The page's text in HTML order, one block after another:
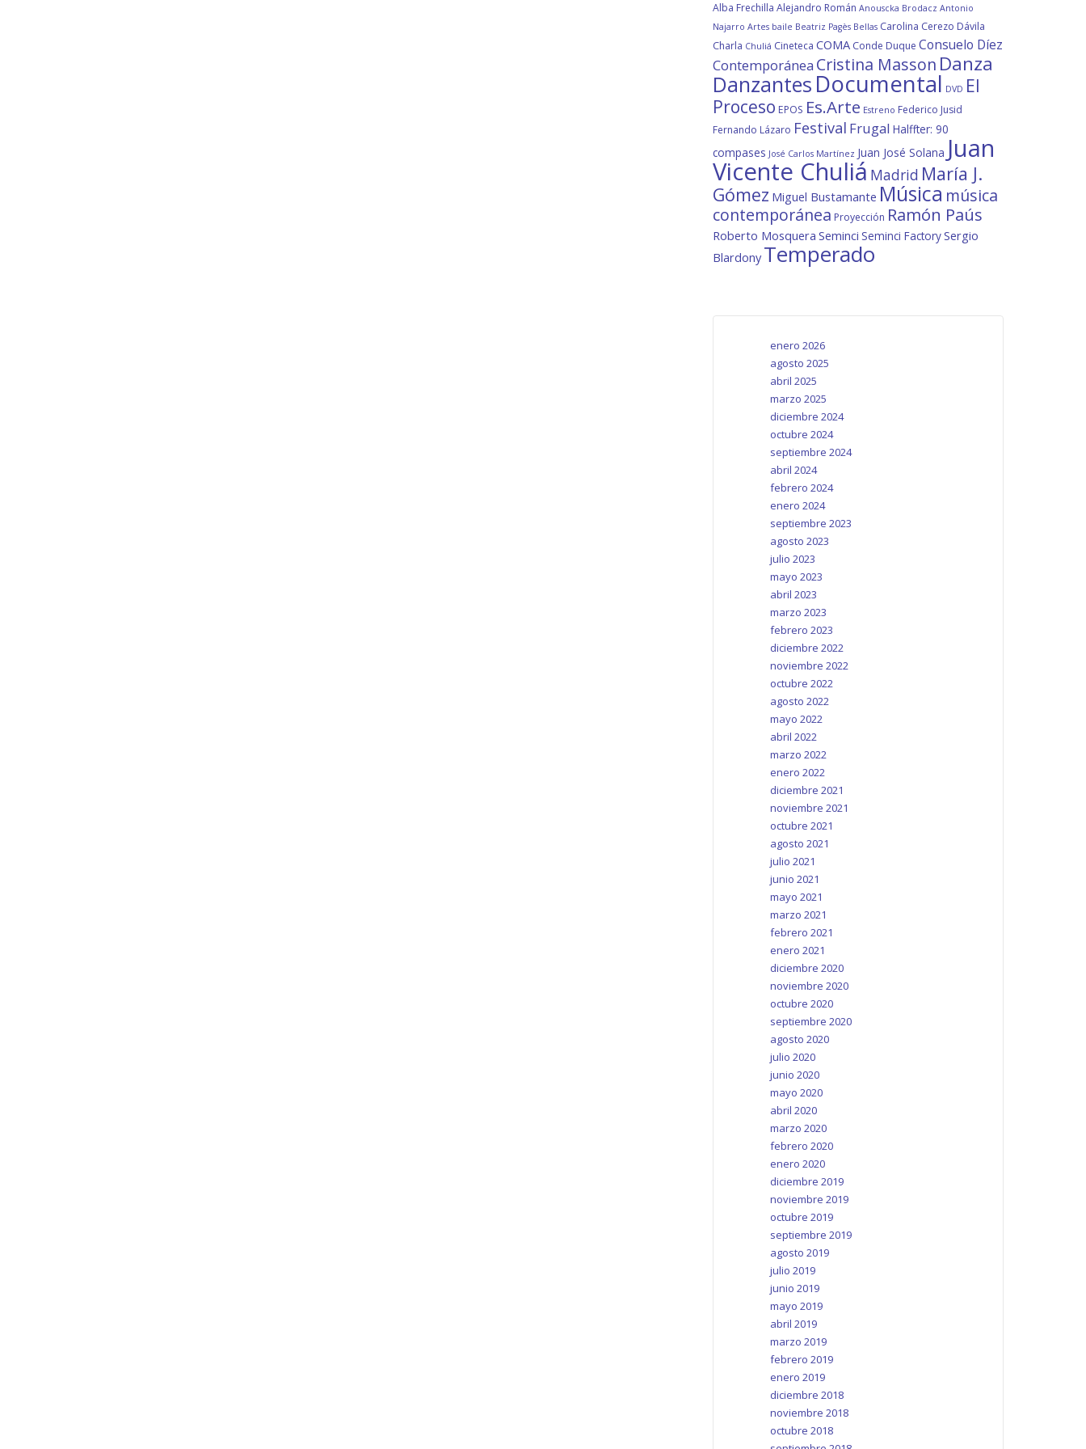
Alba Frechilla Alejandro Román Anouscka Brodacz Antonio
Najarro Artes baile Beatriz Pagès Bellas Carolina Cerezo Dávila
Charla Chuliá Cineteca COMA Conde Duque Consuelo Díez
Contemporánea Cristina Masson Danza
Danzantes Documental DVD El
Proceso EPOS Es.Arte Estreno Federico Jusid
Fernando Lázaro Festival Frugal Halffter: 90
compases José Carlos Martínez Juan José Solana Juan
Vicente Chuliá Madrid María J.
Gómez Miguel Bustamante Música música
contemporánea Proyección Ramón Paús
Roberto Mosquera Seminci Seminci FactorySergio
Blardony Temperado
enero 2026
agosto 2025
abril 2025
marzo 2025
diciembre 2024
octubre 2024
septiembre 2024
abril 2024
febrero 2024
enero 2024
septiembre 2023
agosto 2023
julio 2023
mayo 2023
abril 2023
marzo 2023
febrero 2023
diciembre 2022
noviembre 2022
octubre 2022
agosto 2022
mayo 2022
abril 2022
marzo 2022
enero 2022
diciembre 2021
noviembre 2021
octubre 2021
agosto 2021
julio 2021
junio 2021
mayo 2021
marzo 2021
febrero 2021
enero 2021
diciembre 2020
noviembre 2020
octubre 2020
septiembre 2020
agosto 2020
julio 2020
junio 2020
mayo 2020
abril 2020
marzo 2020
febrero 2020
enero 2020
diciembre 2019
noviembre 2019
octubre 2019
septiembre 2019
agosto 2019
julio 2019
junio 2019
mayo 2019
abril 2019
marzo 2019
febrero 2019
enero 2019
diciembre 2018
noviembre 2018
octubre 2018